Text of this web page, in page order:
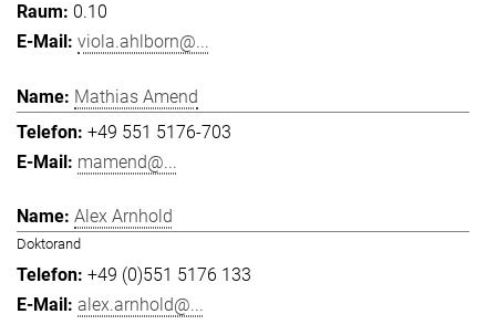
0.10
viola.ahlborn@...
Mathias Amend
+49 551 5176-703
mamend@...
Alex Arnhold
Doktorand
+49 (0)551 5176 133
alex.arnhold@...